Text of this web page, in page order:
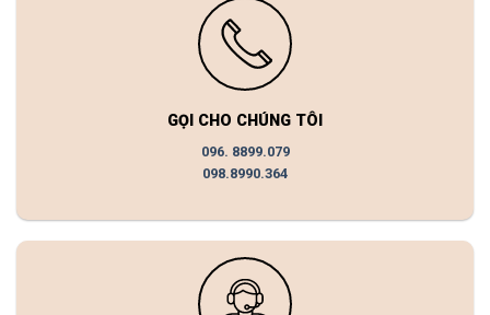
GỌI CHO CHÚNG TÔI
096. 8899.079
098.8990.364